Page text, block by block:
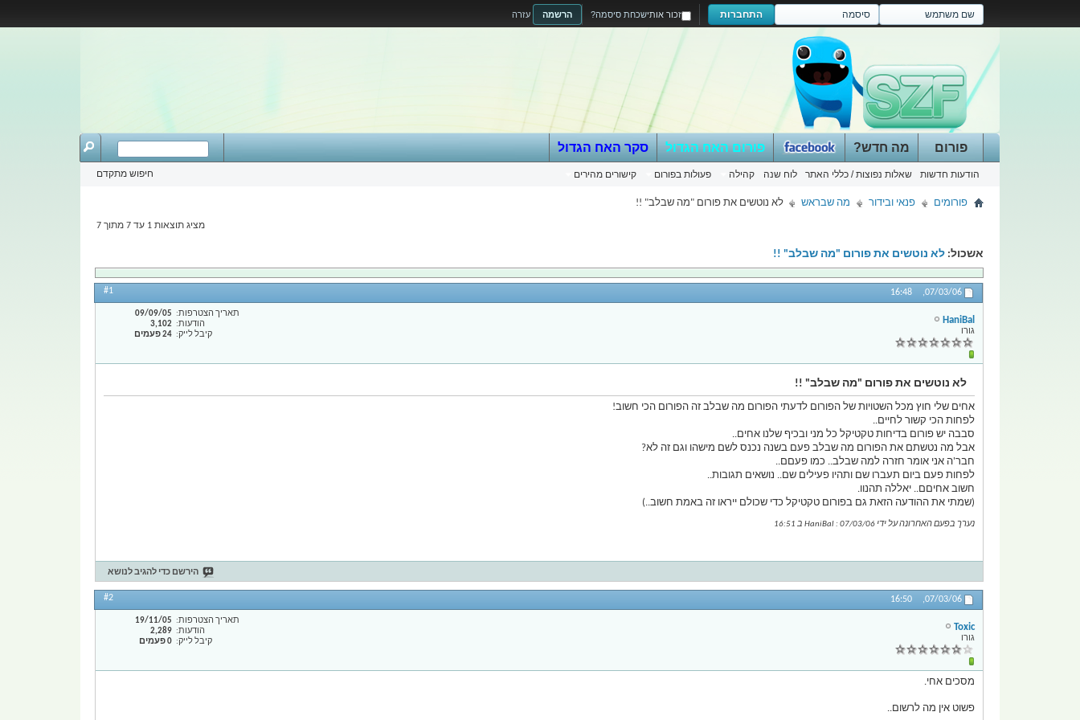
הרשמה עזרה התחברות זכור אותישכחת סיסמה?
פורום
הודעות חדשות שאלות נפוצות / כללי האתר לוח שנה קהילה פעולות בפורום קישורים מהירים
מה חדש? פורום האח הגדול סקר האח הגדול
חיפוש מתקדם
פורומים פנאי ובידור מה שבראש לא נוטשים את פורום "מה שבלב" !!
מציג תוצאות 1 עד 7 מתוך 7
אשכול: לא נוטשים את פורום "מה שבלב" !!
07/03/06,
16:48
#1
HaniBal
גורו
תאריך הצטרפות
09/09/05
הודעות
3,102
קיבל לייק
24 פעמים
לא נוטשים את פורום "מה שבלב" !!
אחים שלי חוץ מכל השטויות של הפורום לדעתי הפורום מה שבלב זה הפורום הכי חשוב!
לפחות הכי קשור לחיים..
סבבה יש פורום בדיחות טקטיקל כל מני ובכיף שלנו אחים..
אבל מה נטשתם את הפורום מה שבלב פעם בשנה נכנס לשם מישהו וגם זה לא?
חבר'ה אני אומר חזרה למה שבלב.. כמו פעםם..
לפחות פעם ביום תעברו שם ותהיו פעילים שם.. נושאים תגובות..
חשוב אחיםם.. יאללה תהנוו.
(שמתי את ההודעה הזאת גם בפורום טקטיקל כדי שכולם ייראו זה באמת חשוב..)
נערך בפעם האחרונה על ידי HaniBal : 07/03/06 ב 16:51
הירשם כדי להגיב לנושא
07/03/06,
16:50
#2
Toxic
גורו
תאריך הצטרפות
19/11/05
הודעות
2,289
קיבל לייק
0 פעמים
מסכים אחי.
פשוט אין מה לרשום..